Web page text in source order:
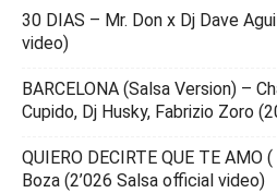
30 DIAS – Mr. Don x Dj Dave
video)
BARCELONA (Salsa Version) –
Cupido, Dj Husky, Fabrizio Zoro
QUIERO DECIRTE QUE TE AMO
Boza (2’026 Salsa official video)